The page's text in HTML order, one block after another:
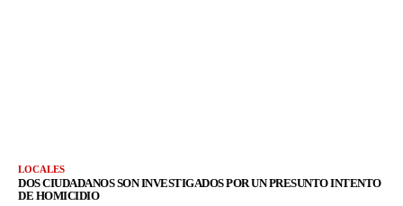
LOCALES
DOS CIUDADANOS SON INVESTIGADOS POR UN PRESUNTO INTENTO
DE HOMICIDIO